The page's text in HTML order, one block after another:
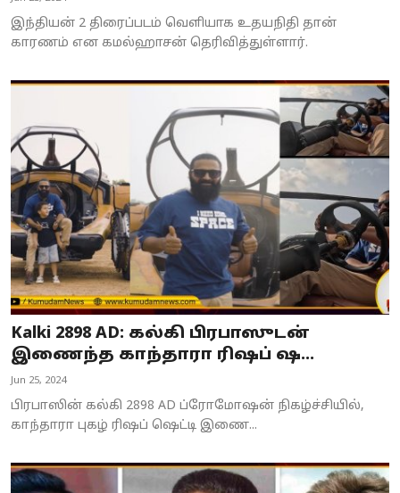
இந்தியன் 2 திரைப்படம் வெளியாக உதயநிதி தான்
காரணம் என கமல்ஹாசன் தெரிவித்துள்ளார்.
Kalki 2898 AD: கல்கி பிரபாஸுடன்
இணைந்த காந்தாரா ரிஷப் ஷ...
Jun 25, 2024
பிரபாஸின் கல்கி 2898 AD ப்ரோமோஷன் நிகழ்ச்சியில்,
காந்தாரா புகழ் ரிஷப் ஷெட்டி இணை...